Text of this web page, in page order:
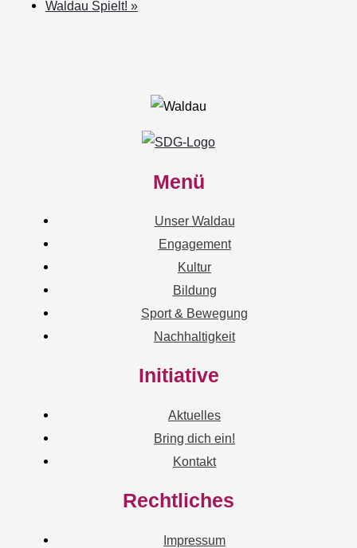
Waldau Spielt! »
Menü
Unser Waldau
Engagement
Kultur
Bildung
Sport & Bewegung
Nachhaltigkeit
Initiative
Aktuelles
Bring dich ein!
Kontakt
Rechtliches
Impressum